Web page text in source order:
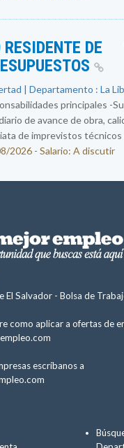
DE
| Departamento : La
principales -
de avance de obra,
de imprevistos técnicos
2026 - Salario: A discutir
El Salvador - Bolsa de
como aplicar a ofertas de
escríbanos a